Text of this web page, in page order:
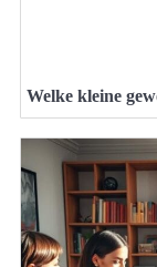
Welke kleine